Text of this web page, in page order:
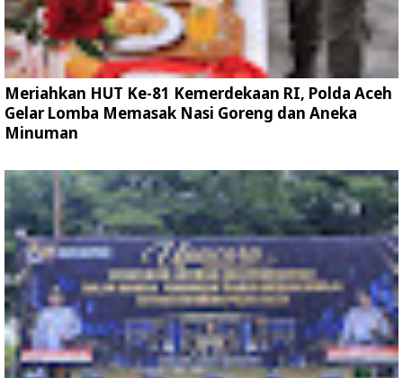
Meriahkan HUT Ke-81 Kemerdekaan RI, Polda Aceh
Gelar Lomba Memasak Nasi Goreng dan Aneka
Minuman